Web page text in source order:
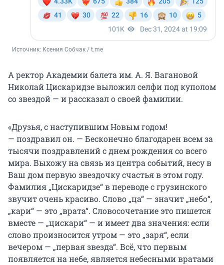
Источник: Ксения Собчак / t.me
А ректор Академии балета им. А. Я. Вагановой
Николай Цискаридзе выложил селфи под куполом
со звездой — и рассказал о своей фамилии.
«Друзья, с наступившим Новым годом!
— поздравил он. — Бесконечно благодарен всем за
тысячи поздравлений с днем рождения со всего
мира. Выхожу на связь из центра событий, несу в
Ваш дом первую звездочку счастья в этом году.
Фамилия „Цискаридзе“ в переводе с грузинского
звучит очень красиво. Слово „ца“ — значит „небо“,
„кари“ — это „врата“. Словосочетание это пишется
вместе — „цискари“ — и имеет два значения: если
слово произносится утром — это „заря“, если
вечером — „первая звезда“. Всё, что первым
появляется на небе, является небесными вратами